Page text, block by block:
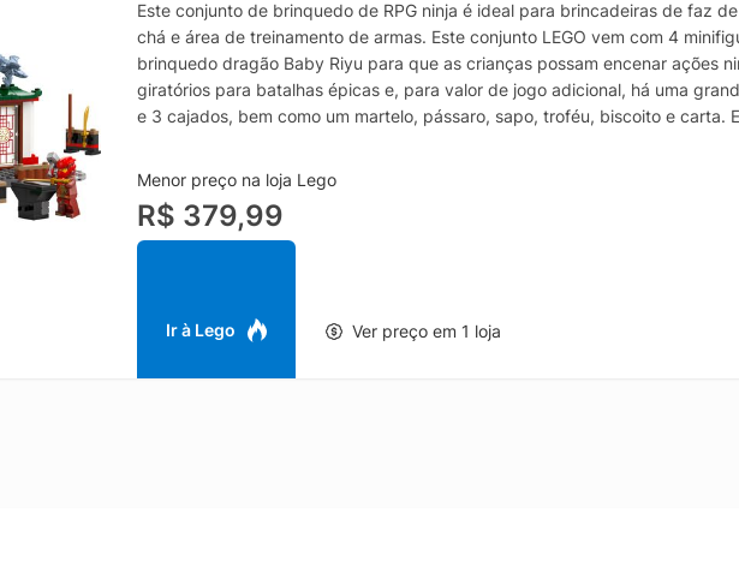
Este conjunto de brinquedo de RPG ninja é ideal para brincadeiras de faz
chá e área de treinamento de armas. Este conjunto LEGO vem com 4
brinquedo dragão Baby Riyu para que as crianças possam encenar ações
giratórios para batalhas épicas e, para valor de jogo adicional, há uma
e 3 cajados, bem como um martelo, pássaro, sapo, troféu, biscoito e
experiência divertida para crianças de 4 anos ou mais que estão
aventura vem com um Starter Brick uma base parcialmente construída que
Brinquedo ninja para aprender a construir para crianças Meninos e
encenar histórias ninja com este conjunto de jogos Templo Ninja Spinjitzu
consiste em uma casa de chá, uma área de treinamento de armas, um
cajados, bem como um martelo, um pássaro, um sapo, um bule de chá,
de aniversário para crianças de 4 anos ou mais para alimentar sua
Menor preço na loja Lego
R$ 379,99
Ir à Lego Ver preço em 1 loja